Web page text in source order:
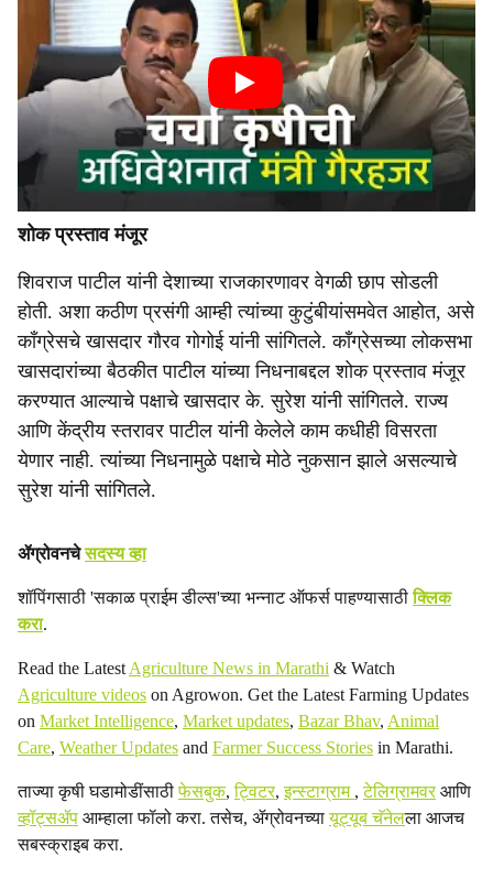
शोक प्रस्ताव मंजूर
शिवराज पाटील यांनी देशाच्या राजकारणावर वेगळी छाप सोडली
होती. अशा कठीण प्रसंगी आम्ही त्यांच्या कुटुंबीयांसमवेत आहोत, असे
कॉंग्रेसचे खासदार गौरव गोगोई यांनी सांगितले. कॉंग्रेसच्या लोकसभा
खासदारांच्या बैठकीत पाटील यांच्या निधनाबद्दल शोक प्रस्ताव मंजूर
करण्यात आल्याचे पक्षाचे खासदार के. सुरेश यांनी सांगितले. राज्य
आणि केंद्रीय स्तरावर पाटील यांनी केलेले काम कधीही विसरता
येणार नाही. त्यांच्या निधनामुळे पक्षाचे मोठे नुकसान झाले असल्याचे
सुरेश यांनी सांगितले.
ॲग्रोवनचेसदस्य व्हा
शॉपिंगसाठी 'सकाळ प्राईम डील्स'च्या भन्नाट ऑफर्स पाहण्यासाठीक्लिक
करा.
Read the Latest Agriculture News in Marathi & Watch
Agriculture videos on Agrowon. Get the Latest Farming Updates
on Market Intelligence, Market updates, Bazar Bhav, Animal
Care, Weather Updates and Farmer Success Stories in Marathi.
ताज्या कृषी घडामोडींसाठीफेसबुक,ट्विटर,इन्स्टाग्राम ,टेलिग्रामवरआणि
व्हॉट्सॲप आम्हाला फॉलो करा. तसेच, ॲग्रोवनच्यायूट्यूब चॅनेलला आजच
सबस्क्राइब करा.